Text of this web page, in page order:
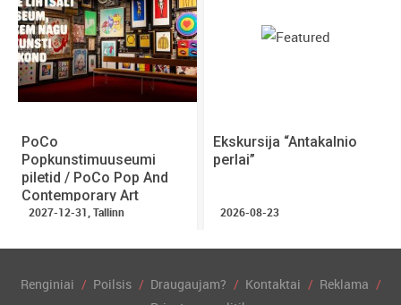
PoCo
Popkunstimuuseumi
piletid / PoCo Pop And
Contemporary Art
Museum tickets
2027-12-31, Tallinn
Ekskursija “Antakalnio
perlai”
2026-08-23
Renginiai Poilsis Draugaujam? Kontaktai
Reklama